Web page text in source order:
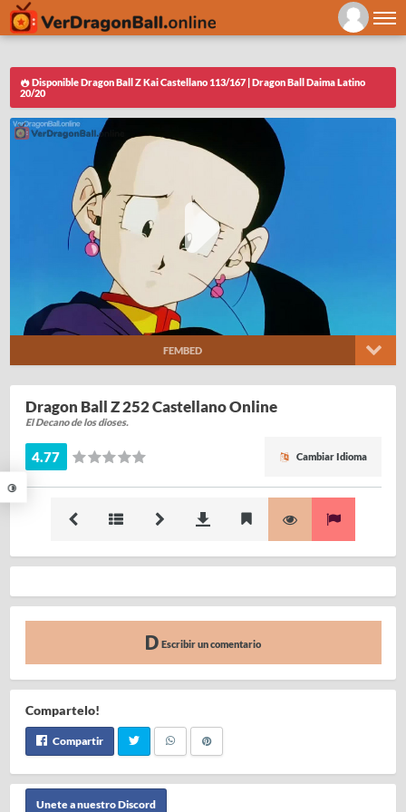
Disponible Dragon Ball Z Kai Castellano 113/167 | Dragon Ball Daima Latino
20/20
FEMBED
Dragon Ball Z 252 Castellano Online
El Decano de los dioses.
4.77 Cambiar Idioma
Escribir un comentario
Compartelo!
Compartir
Unete a nuestro Discord